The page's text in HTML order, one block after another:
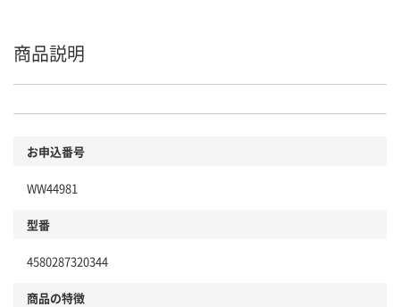
商品説明
お申込番号
WW44981
型番
4580287320344
商品の特徴